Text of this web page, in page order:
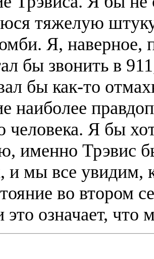
тяжелую штуку
Я, наверное,
бы звонить в
бы как-то
наиболее
человека. Я бы
именно Трэвис
и мы все увидим,
во втором
это означает, что